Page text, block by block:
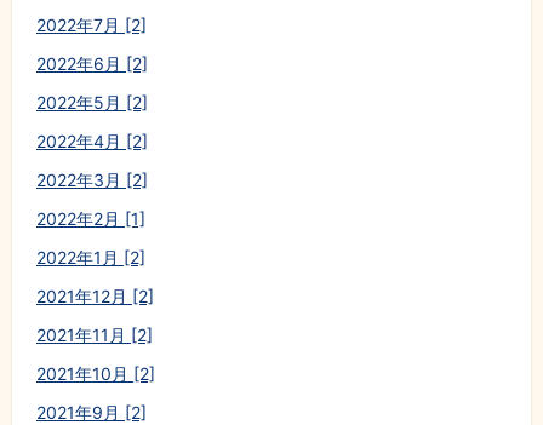
2022年7月 [2]
2022年6月 [2]
2022年5月 [2]
2022年4月 [2]
2022年3月 [2]
2022年2月 [1]
2022年1月 [2]
2021年12月 [2]
2021年11月 [2]
2021年10月 [2]
2021年9月 [2]